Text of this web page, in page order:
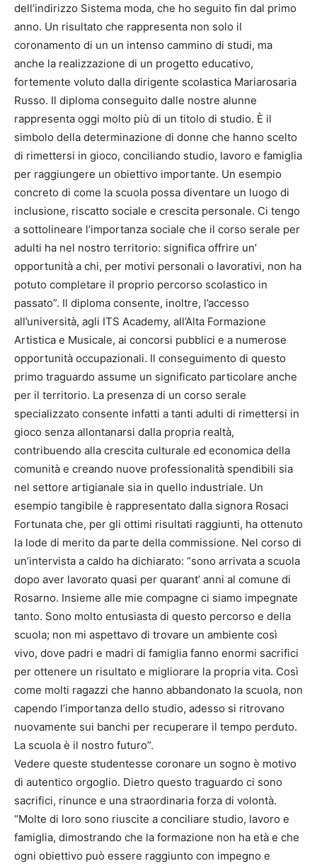
dell’indirizzo Sistema moda, che ho seguito fin dal primo
anno. Un risultato che rappresenta non solo il
coronamento di un un intenso cammino di studi, ma
anche la realizzazione di un progetto educativo,
fortemente voluto dalla dirigente scolastica Mariarosaria
Russo. Il diploma conseguito dalle nostre alunne
rappresenta oggi molto più di un titolo di studio. È il
simbolo della determinazione di donne che hanno scelto
di rimettersi in gioco, conciliando studio, lavoro e famiglia
per raggiungere un obiettivo importante. Un esempio
concreto di come la scuola possa diventare un luogo di
inclusione, riscatto sociale e crescita personale. Ci tengo
a sottolineare l’importanza sociale che il corso serale per
adulti ha nel nostro territorio: significa offrire un’
opportunità a chi, per motivi personali o lavorativi, non ha
potuto completare il proprio percorso scolastico in
passato”. Il diploma consente, inoltre, l’accesso
all’università, agli ITS Academy, all’Alta Formazione
Artistica e Musicale, ai concorsi pubblici e a numerose
opportunità occupazionali. Il conseguimento di questo
primo traguardo assume un significato particolare anche
per il territorio. La presenza di un corso serale
specializzato consente infatti a tanti adulti di rimettersi in
gioco senza allontanarsi dalla propria realtà,
contribuendo alla crescita culturale ed economica della
comunità e creando nuove professionalità spendibili sia
nel settore artigianale sia in quello industriale. Un
esempio tangibile è rappresentato dalla signora Rosaci
Fortunata che, per gli ottimi risultati raggiunti, ha ottenuto
la lode di merito da parte della commissione. Nel corso di
un’intervista a caldo ha dichiarato: “sono arrivata a scuola
dopo aver lavorato quasi per quarant’ anni al comune di
Rosarno. Insieme alle mie compagne ci siamo impegnate
tanto. Sono molto entusiasta di questo percorso e della
scuola; non mi aspettavo di trovare un ambiente così
vivo, dove padri e madri di famiglia fanno enormi sacrifici
per ottenere un risultato e migliorare la propria vita. Così
come molti ragazzi che hanno abbandonato la scuola, non
capendo l’importanza dello studio, adesso si ritrovano
nuovamente sui banchi per recuperare il tempo perduto.
La scuola è il nostro futuro”.
Vedere queste studentesse coronare un sogno è motivo
di autentico orgoglio. Dietro questo traguardo ci sono
sacrifici, rinunce e una straordinaria forza di volontà.
“Molte di loro sono riuscite a conciliare studio, lavoro e
famiglia, dimostrando che la formazione non ha età e che
ogni obiettivo può essere raggiunto con impegno e